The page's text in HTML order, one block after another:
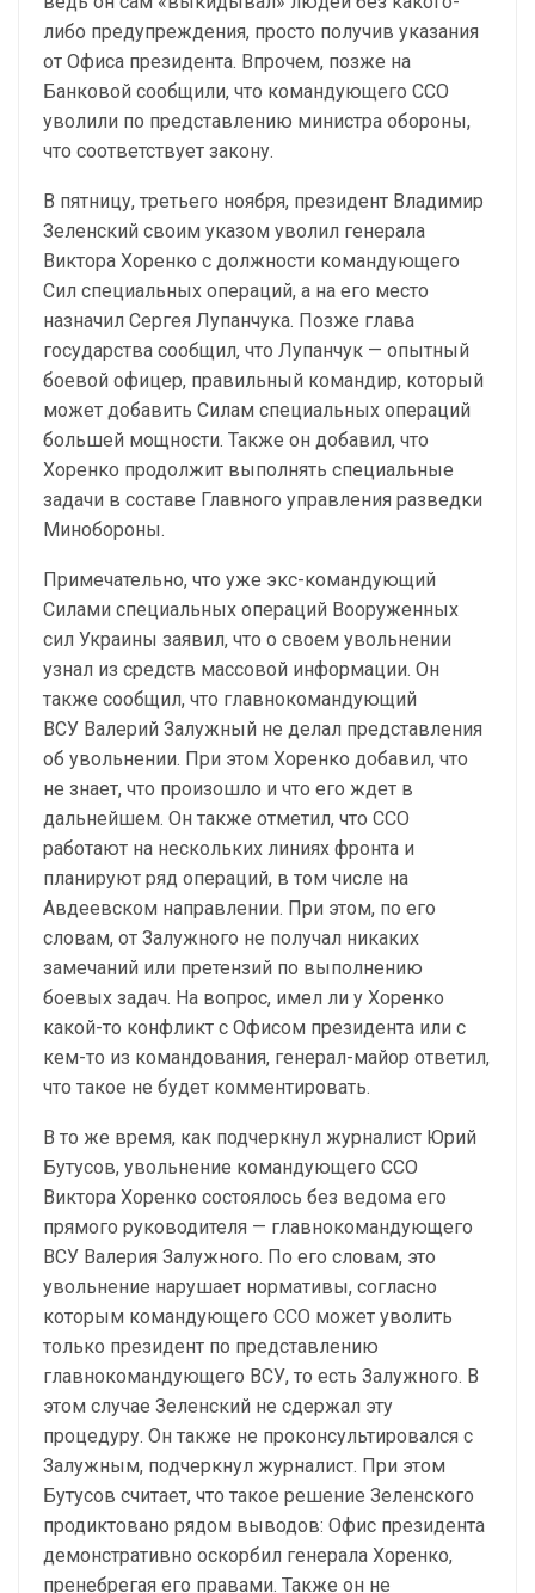
либо предупреждения, просто получив указания
от Офиса президента. Впрочем, позже на
Банковой сообщили, что командующего ССО
уволили по представлению министра обороны,
что соответствует закону.
В пятницу, третьего ноября, президент Владимир
Зеленский своим указом уволил генерала
Виктора Хоренко с должности командующего
Сил специальных операций, а на его место
назначил Сергея Лупанчука. Позже глава
государства сообщил, что Лупанчук — опытный
боевой офицер, правильный командир, который
может добавить Силам специальных операций
большей мощности. Также он добавил, что
Хоренко продолжит выполнять специальные
задачи в составе Главного управления разведки
Минобороны.
Примечательно, что уже экс-командующий
Силами специальных операций Вооруженных
сил Украины заявил, что о своем увольнении
узнал из средств массовой информации. Он
также сообщил, что главнокомандующий
ВСУ Валерий Залужный не делал представления
об увольнении. При этом Хоренко добавил, что
не знает, что произошло и что его ждет в
дальнейшем. Он также отметил, что ССО
работают на нескольких линиях фронта и
планируют ряд операций, в том числе на
Авдеевском направлении. При этом, по его
словам, от Залужного не получал никаких
замечаний или претензий по выполнению
боевых задач. На вопрос, имел ли у Хоренко
какой-то конфликт с Офисом президента или с
кем-то из командования, генерал-майор ответил,
что такое не будет комментировать.
В то же время, как подчеркнул журналист Юрий
Бутусов, увольнение командующего ССО
Виктора Хоренко состоялось без ведома его
прямого руководителя — главнокомандующего
ВСУ Валерия Залужного. По его словам, это
увольнение нарушает нормативы, согласно
которым командующего ССО может уволить
только президент по представлению
главнокомандующего ВСУ, то есть Залужного. В
этом случае Зеленский не сдержал эту
процедуру. Он также не проконсультировался с
Залужным, подчеркнул журналист. При этом
Бутусов считает, что такое решение Зеленского
продиктовано рядом выводов: Офис президента
демонстративно оскорбил генерала Хоренко,
пренебрегая его правами. Также он не